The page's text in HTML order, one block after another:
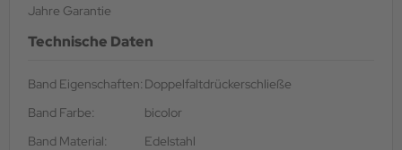
Jahre Garantie
Technische Daten
Band Eigenschaften: Doppelfaltdrückerschließe
Band Farbe:
bicolor
Band Material:
Edelstahl